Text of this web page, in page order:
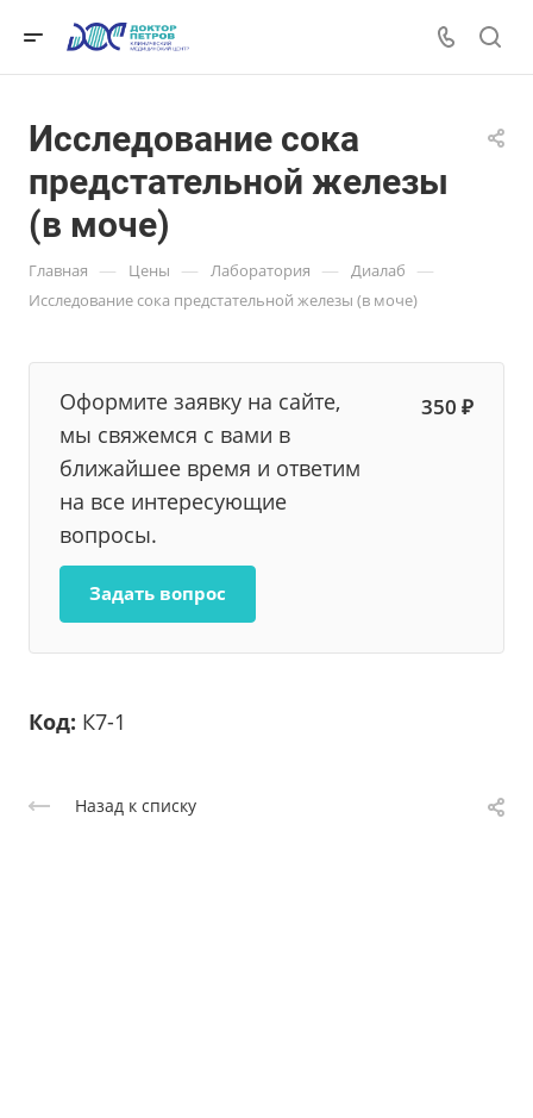
Исследование сока
предстательной железы
(в моче)
Главная — Цены — Лаборатория — Диалаб —
Исследование сока предстательной железы (в моче)
Оформите заявку на сайте,
мы свяжемся с вами в
ближайшее время и ответим
на все интересующие
вопросы.
350 ₽
Задать вопрос
Код: К7-1
Назад к списку